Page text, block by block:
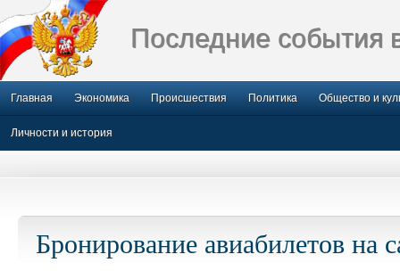
Последние события
Главная Экономика Происшествия Политика Общество и
Личности и история
Бронирование авиабилетов на